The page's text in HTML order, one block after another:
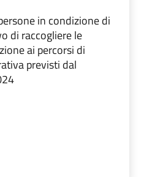
in condizione di
di raccogliere le
ai percorsi di
previsti dal